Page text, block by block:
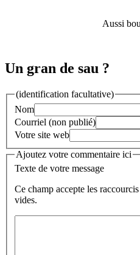
Aussi
Un gran de sau ?
(identification facultative)
Nom
Courriel (non publié)
Votre site web
Ajoutez votre commentaire ici
Texte de votre message
Ce champ accepte les
vides.